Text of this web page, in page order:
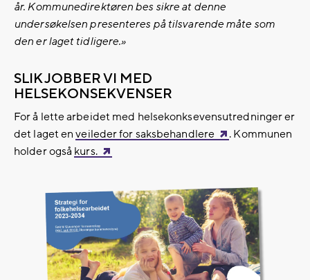
år. Kommunedirektøren bes sikre at denne
undersøkelsen presenteres på tilsvarende måte som
den er laget tidligere.»
SLIK JOBBER VI MED
HELSEKONSEKVENSER
For å lette arbeidet med helsekonksevensutredninger er
det laget enveileder for saksbehandlere
. Kommunen
holder også kurs.